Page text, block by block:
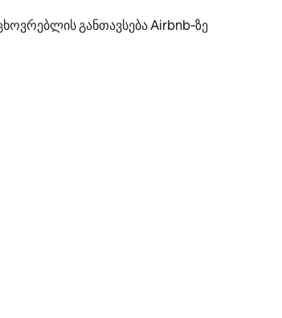
განთავსება Airbnb‑ზე
გასმის ჟესტები.